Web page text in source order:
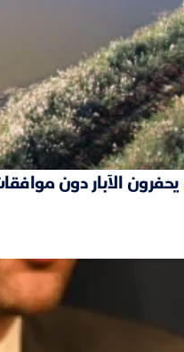
الآبار دون